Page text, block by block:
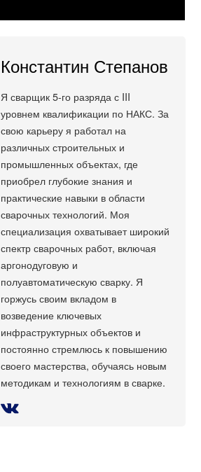
Константин Степанов
Я сварщик 5-го разряда с III
уровнем квалификации по НАКС. За
свою карьеру я работал на
различных строительных и
промышленных объектах, где
приобрел глубокие знания и
практические навыки в области
сварочных технологий. Моя
специализация охватывает широкий
спектр сварочных работ, включая
аргонодуговую и
полуавтоматическую сварку. Я
горжусь своим вкладом в
возведение ключевых
инфраструктурных объектов и
постоянно стремлюсь к повышению
своего мастерства, обучаясь новым
методикам и технологиям в сварке.